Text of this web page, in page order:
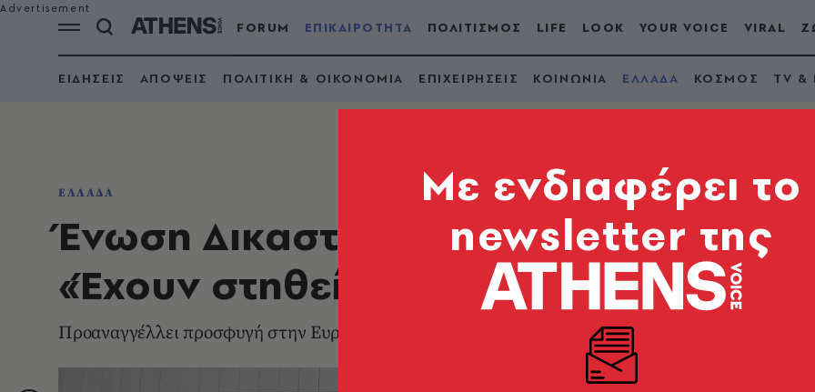
FORUM ΕΠΙΚΑΙΡΟΤΗΤΑ ΠΟΛΙΤΙΣΜΟΣ LIFE LOOK YOUR VOICE VIRAL
ΕΙΔΗΣΕΙΣ ΑΠΟΨΕΙΣ ΠΟΛΙΤΙΚΗ & ΟΙΚΟΝΟΜΙΑ ΕΠΙΧΕΙΡΗΣΕΙΣ ΚΟΙΝΩΝΙΑ ΕΛΛΑΔΑ ΚΟΣΜΟΣ TV &
ΕΛΛΑΔΑ
Ένωση Δικαστών και Εισαγγελέων
«Έχουν στηθεί λαϊκά δικαστήρια»
Προαναγγέλλει προσφυγή στην Ευρωπαϊκή Ένωση Δικαστών
Mε ενδιαφέρει το
newsletter της